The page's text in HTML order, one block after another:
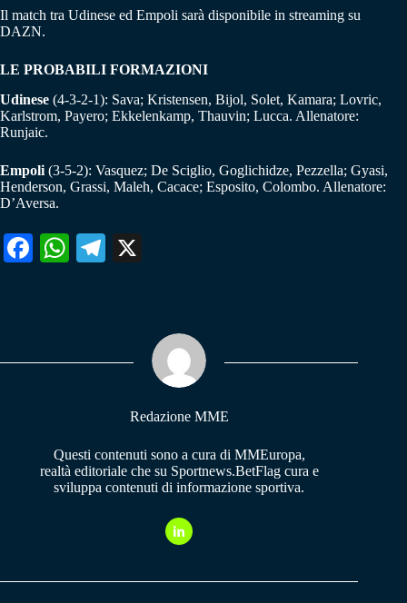
Il match tra Udinese ed Empoli sarà disponibile in streaming su
DAZN.
LE PROBABILI FORMAZIONI
Udinese (4-3-2-1): Sava; Kristensen, Bijol, Solet, Kamara; Lovric,
Karlstrom, Payero; Ekkelenkamp, Thauvin; Lucca. Allenatore:
Runjaic.
Empoli (3-5-2): Vasquez; De Sciglio, Goglichidze, Pezzella; Gyasi,
Henderson, Grassi, Maleh, Cacace; Esposito, Colombo. Allenatore:
D’Aversa.
Fa W
pp
Te
m
Redazione MME
Questi contenuti sono a cura di MMEuropa,
realtà editoriale che su Sportnews.BetFlag cura e
sviluppa contenuti di informazione sportiva.